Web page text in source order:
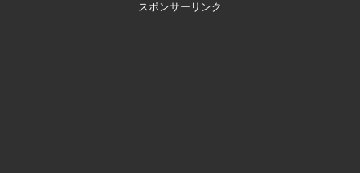
スポンサーリンク